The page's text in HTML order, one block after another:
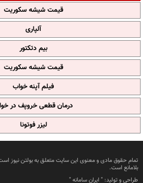
قیمت شیشه سکوریت
آلپاری
بیم دتکتور
قیمت شیشه سکوریت
فیلم آپنه خواب
درمان قطعی خروپف در
لیزر فوتونا
تمام حقوق مادی و معنوی این سایت متعلق به بولتن نیوز
بلامانع است.
طراحی و تولید: " ایران سامانه"